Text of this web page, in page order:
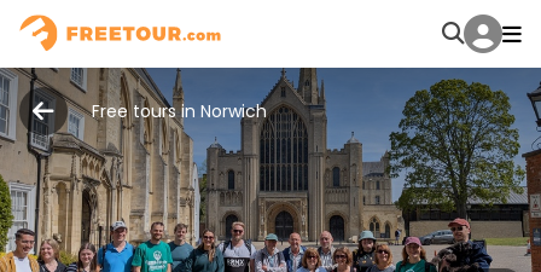
Free tours in Norwich